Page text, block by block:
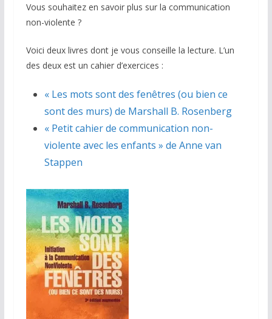
Vous souhaitez en savoir plus sur la communication
non-violente ?
Voici deux livres dont je vous conseille la lecture. L’un
des deux est un cahier d’exercices :
« Les mots sont des fenêtres (ou bien ce
sont des murs) de Marshall B. Rosenberg
« Petit cahier de communication non-
violente avec les enfants » de Anne van
Stappen